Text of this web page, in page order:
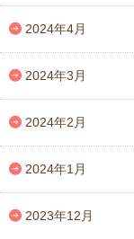
2024年4月
2024年3月
2024年2月
2024年1月
2023年12月